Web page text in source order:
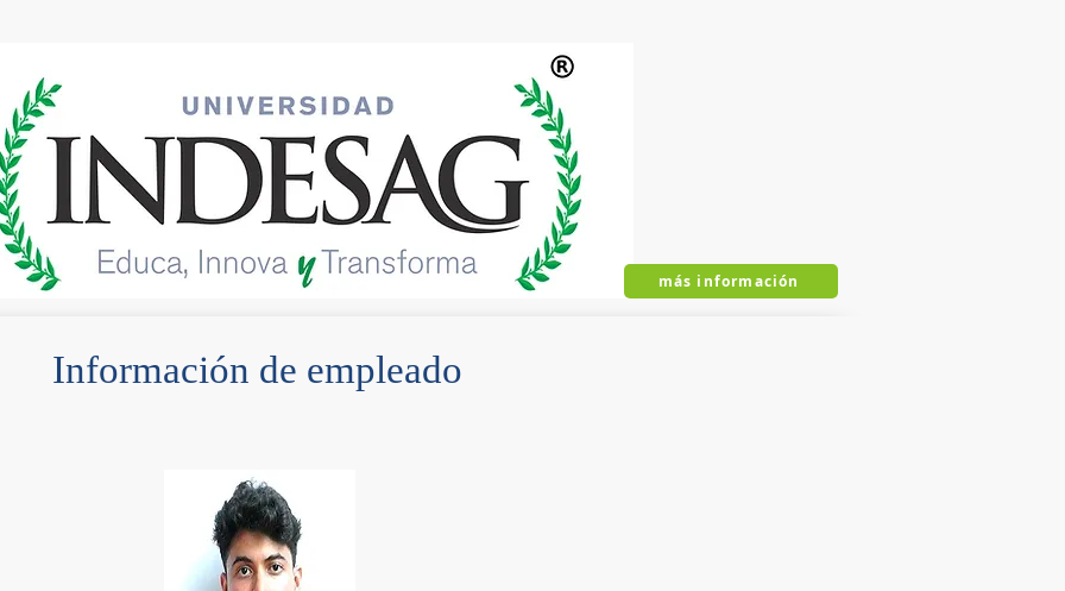
más información
INDESAG LA UNIVERSIDAD VIGOTSKY
Información de empleado